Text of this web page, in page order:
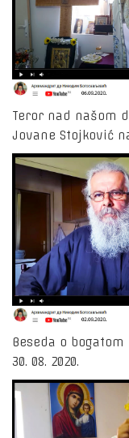
Teror nad našom
Jovane Stojković
Beseda o
30. 08. 2020.